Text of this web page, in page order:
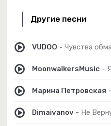
Другие песни
VUDOO - Чувства
MoonwalkersMusic -
Марина Петровская -
Dimaivanov - Не